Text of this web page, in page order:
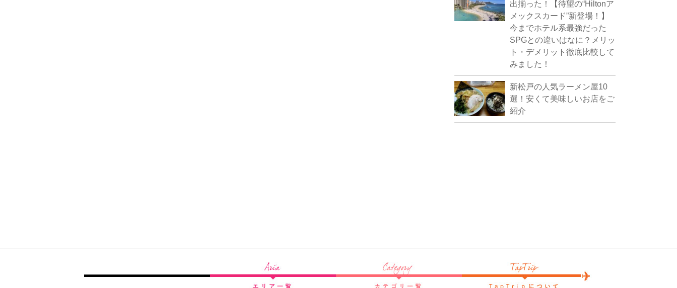
出揃った！【待望の“Hiltonア
メックスカード”新登場！】
今までホテル系最強だった
SPGとの違いはなに？メリッ
ト・デメリット徹底比較して
みました！
新松戸の人気ラーメン屋10
選！安くて美味しいお店をご
紹介